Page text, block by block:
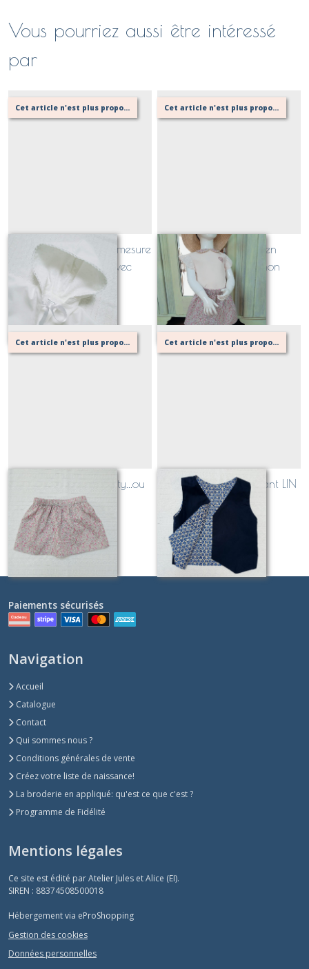
Vous pourriez aussi être intéressé
par
Cet article n'est plus proposé, retournez au menu principal ou contactez moi!
cape de baptême surmesure
personnalisable avec
broderie
Sur demande
Cet article n'est plus proposé, retournez au menu principal ou contactez moi!
Jupe été enfant en
Liberty...ou pas! (non
doublée)
Sur demande
Cet article n'est plus proposé, retournez au menu principal ou contactez moi!
Jupe enfant en Liberty...ou
pas! (doublée)
Sur demande
Cet article n'est plus proposé, retournez au menu principal ou contactez moi!
Gilet de costume enfant LIN
uni
Sur demande
Paiements sécurisés
Navigation
Accueil
Catalogue
Contact
Qui sommes nous ?
Conditions générales de vente
Créez votre liste de naissance!
La broderie en appliqué: qu'est ce que c'est ?
Programme de Fidélité
Mentions légales
Ce site est édité par Atelier Jules et Alice (EI).
SIREN : 88374508500018
Hébergement via eProShopping
Gestion des cookies
Données personnelles